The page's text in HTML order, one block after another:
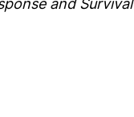
and Survival